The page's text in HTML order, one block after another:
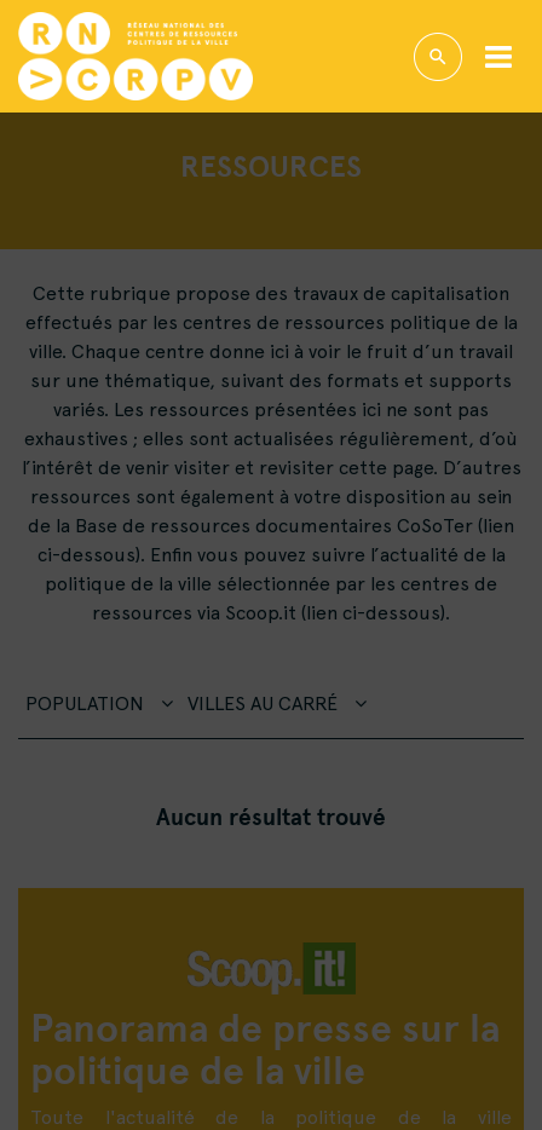
RESSOURCES
Cette rubrique propose des travaux de capitalisation
effectués par les centres de ressources politique de la
ville. Chaque centre donne ici à voir le fruit d’un travail
sur une thématique, suivant des formats et supports
variés. Les ressources présentées ici ne sont pas
exhaustives ; elles sont actualisées régulièrement, d’où
l’intérêt de venir visiter et revisiter cette page. D’autres
ressources sont également à votre disposition au sein
de la Base de ressources documentaires CoSoTer (lien
ci-dessous). Enfin vous pouvez suivre l’actualité de la
politique de la ville sélectionnée par les centres de
ressources via Scoop.it (lien ci-dessous).
POPULATION VILLES AU CARRÉ
Aucun résultat trouvé
Panorama de presse sur la
politique de la ville
Toute l'actualité de la politique de la ville